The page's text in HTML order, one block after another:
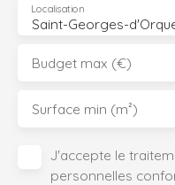
Saint-Georges-
Localisation
Budget max (€)
Surface min (m²)
J'accepte le
personnelles